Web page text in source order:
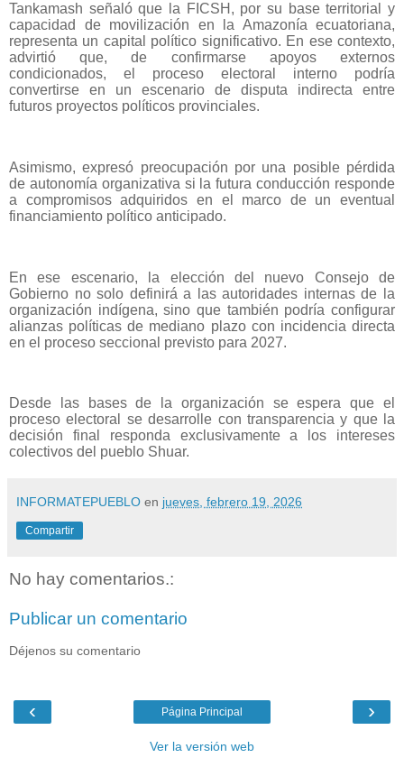
Tankamash señaló que la FICSH, por su base territorial y
capacidad de movilización en la Amazonía ecuatoriana,
representa un capital político significativo. En ese contexto,
advirtió que, de confirmarse apoyos externos
condicionados, el proceso electoral interno podría
convertirse en un escenario de disputa indirecta entre
futuros proyectos políticos provinciales.
Asimismo, expresó preocupación por una posible pérdida
de autonomía organizativa si la futura conducción responde
a compromisos adquiridos en el marco de un eventual
financiamiento político anticipado.
En ese escenario, la elección del nuevo Consejo de
Gobierno no solo definirá a las autoridades internas de la
organización indígena, sino que también podría configurar
alianzas políticas de mediano plazo con incidencia directa
en el proceso seccional previsto para 2027.
Desde las bases de la organización se espera que el
proceso electoral se desarrolle con transparencia y que la
decisión final responda exclusivamente a los intereses
colectivos del pueblo Shuar.
INFORMATEPUEBLO en jueves, febrero 19, 2026
Compartir
No hay comentarios.:
Publicar un comentario
Déjenos su comentario
‹ ›
Página Principal
Ver la versión web